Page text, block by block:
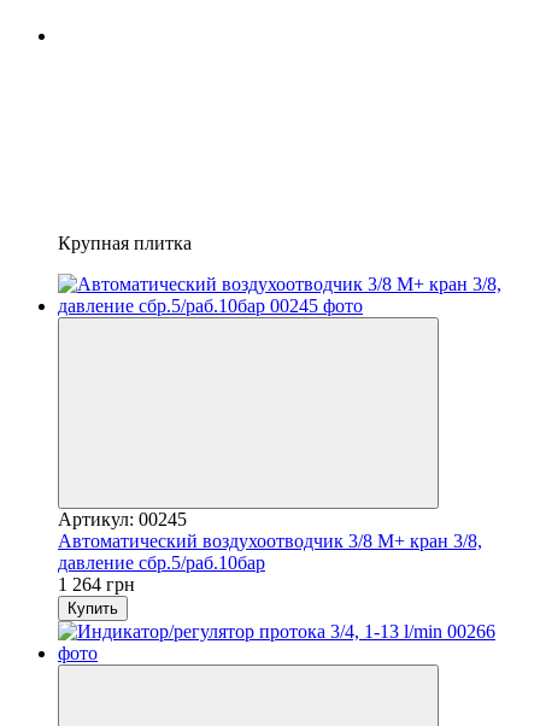
Крупная плитка
Артикул: 00245
Автоматический воздухоотводчик 3/8 M+ кран 3/8,
давление сбр.5/раб.10бар
1 264 грн
Купить